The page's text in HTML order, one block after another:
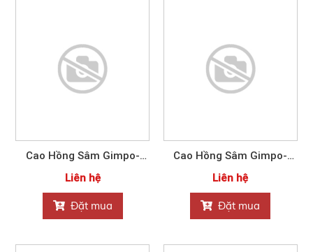
Cao Hồng Sâm Gimpo-
Paju Nonghyup 120g
Liên hệ
Đặt mua
Cao Hồng Sâm Gimpo-
Paju Nonghyup10ml*60
Liên hệ
Đặt mua